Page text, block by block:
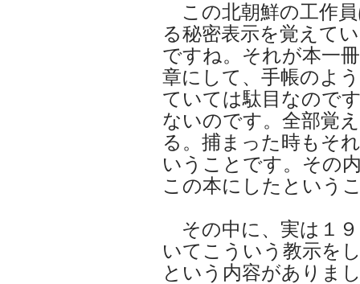
この北朝鮮の工作
る秘密表示を覚えて
ですね。それが本一
章にして、手帳のよ
ていては駄目なので
ないのです。全部覚
る。捕まった時もそ
いうことです。その
この本にしたという
その中に、実は１
いてこういう教示を
という内容がありま